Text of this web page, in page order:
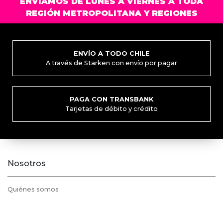
se
pueden
en
la
página
de
producto
se
en
de
REGIÓN METROPOLITANA Y REGIONES
ENVÍO A TODO CHILE
A través de Starken con envío por pagar
PAGA CON TRANSBANK
Tarjetas de débito y crédito
Nosotros
Quiénes somos